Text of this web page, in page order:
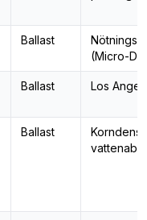
Ballast
(Micro-
Ballast Los
Ballast